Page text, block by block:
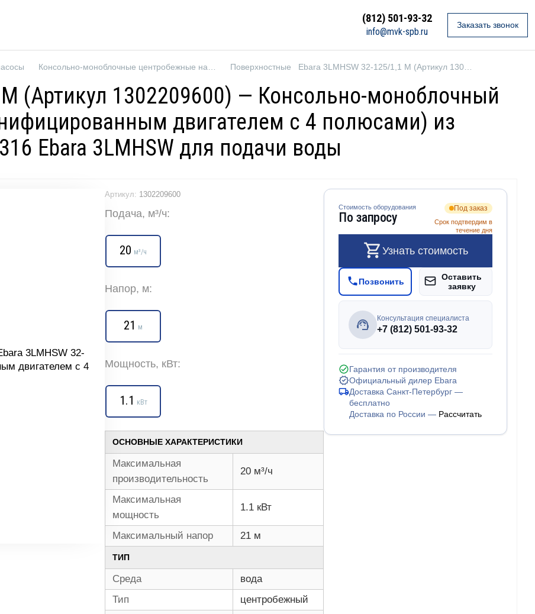
(812) 501-93-32
info@mvk-spb.ru
Заказать звонок
Поверхностные
M (Артикул 1302209600) — Консольно-моноблочный
двигателем с 4 полюсами) из
Ebara 3LMHSW для подачи воды
Артикул: 1302209600
Подача, м³/ч:
20 м³/ч
Напор, м:
21 м
Мощность, кВт:
1.1 кВт
ОСНОВНЫЕ ХАРАКТЕРИСТИКИ
Максимальная
производительность
20 м³/ч
Максимальная
мощность
1.1 кВт
Максимальный напор 21 м
ТИП
Среда
вода
Тип
центробежный
Стоимость оборудования
По запросу
Под заказ
Срок подтвердим в
течение дня
Узнать стоимость
Позвонить
Оставить
заявку
Консультация специалиста
+7 (812) 501-93-32
Гарантия от производителя
Официальный дилер Ebara
Доставка Санкт-Петербург —
бесплатно
Доставка по России — Рассчитать